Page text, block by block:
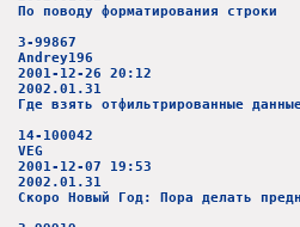
По поводу форматирования строки
3-99867
Andrey196
2001-12-26 20:12
2002.01.31
Где взять отфильтрированные
14-100042
VEG
2001-12-07 19:53
2002.01.31
Скоро Новый Год: Пора делать